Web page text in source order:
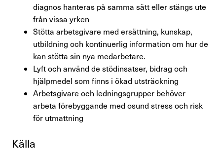
diagnos hanteras på samma sätt eller stängs ute
från vissa yrken
Stötta arbetsgivare med ersättning, kunskap,
utbildning och kontinuerlig information om hur de
kan stötta sin nya medarbetare.
Lyft och använd de stödinsatser, bidrag och
hjälpmedel som finns i ökad utsträckning
Arbetsgivare och ledningsgrupper behöver
arbeta förebyggande med osund stress och risk
för utmattning
Källa